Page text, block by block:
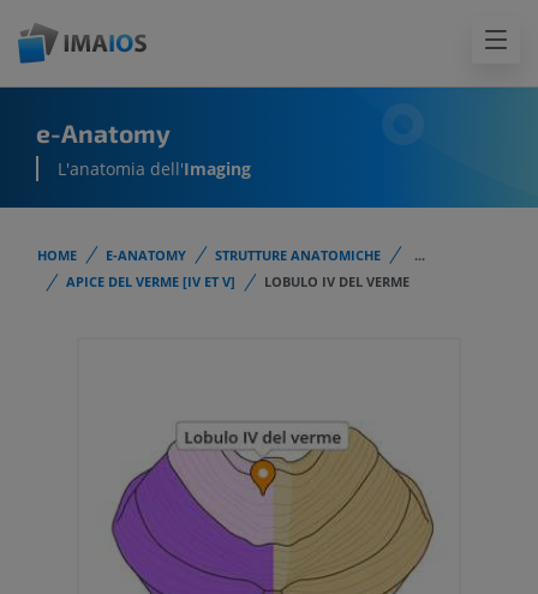
e-Anatomy
L'anatomia dell'Imaging
HOME E-ANATOMY STRUTTURE ANATOMICHE
...
APICE DEL VERME [IV ET V]
LOBULO IV DEL VERME